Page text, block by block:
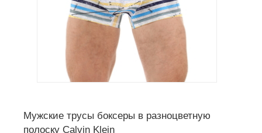
Мужские трусы боксеры в разноцветную
полоску Calvin Klein